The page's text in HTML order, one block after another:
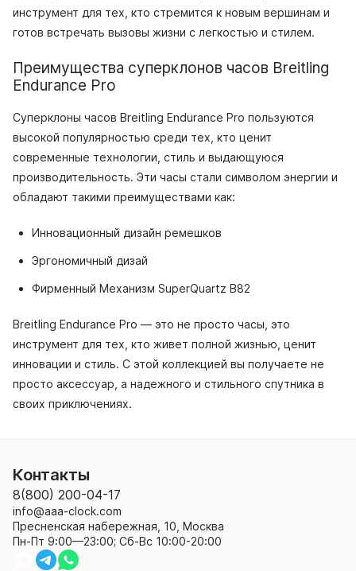
инструмент для тех, кто стремится к новым вершинам и
готов встречать вызовы жизни с легкостью и стилем.
Преимущества суперклонов часов Breitling
Endurance Pro
Суперклоны часов Breitling Endurance Pro пользуются
высокой популярностью среди тех, кто ценит
современные технологии, стиль и выдающуюся
производительность. Эти часы стали символом энергии и
обладают такими преимуществами как:
Инновационный дизайн ремешков
Эргономичный дизай
Фирменный Механизм SuperQuartz B82
Breitling Endurance Pro — это не просто часы, это
инструмент для тех, кто живет полной жизнью, ценит
инновации и стиль. С этой коллекцией вы получаете не
просто аксессуар, а надежного и стильного спутника в
своих приключениях.
Контакты
8(800) 200-04-17
info@aaa-clock.com
Пресненская набережная, 10, Москва
Пн-Пт 9:00—23:00; Сб-Вс 10:00-20:00